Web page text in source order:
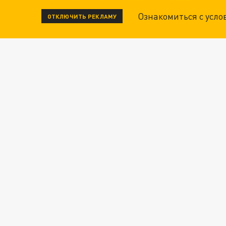
ОТКЛЮЧИТЬ РЕКЛАМУ Ознакомиться с